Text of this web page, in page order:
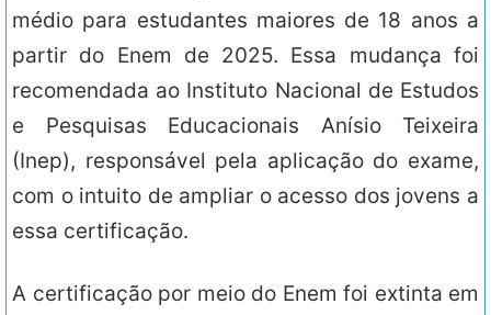
médio para estudantes maiores de 18 anos a
partir do Enem de 2025. Essa mudança foi
recomendada ao Instituto Nacional de Estudos
e Pesquisas Educacionais Anísio Teixeira
(Inep), responsável pela aplicação do exame,
com o intuito de ampliar o acesso dos jovens a
essa certificação.
A certificação por meio do Enem foi extinta em